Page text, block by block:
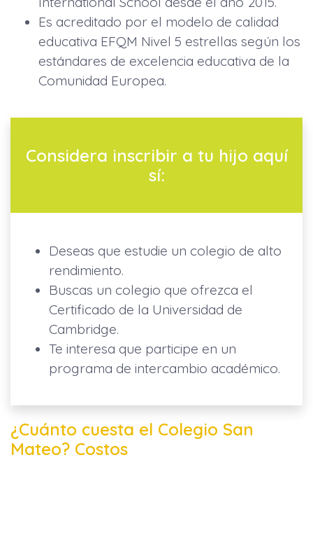
Es acreditado por el modelo de calidad
educativa EFQM Nivel 5 estrellas según los
estándares de excelencia educativa de la
Comunidad Europea.
Considera inscribir a tu hijo aquí
sí:
Deseas que estudie un colegio de alto
rendimiento.
Buscas un colegio que ofrezca el
Certificado de la Universidad de
Cambridge.
Te interesa que participe en un
programa de intercambio académico.
¿Cuánto cuesta el Colegio San
Mateo? Costos